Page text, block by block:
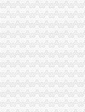
奉节局怎么注册一般纳税人
万州局“七查七纠”怎么注
秀山局开展移动电话机市
江津局一般纳税人注册流程
沙坪坝局一般纳税人公司
彭水局一般纳税人认定标
九龙坡局代办一般纳税人
铜梁局深化“走近三农”代办
工商老干部门球邀请赛在
巫山局一般纳税人认定标
梁平局“五落实”怎么注册一